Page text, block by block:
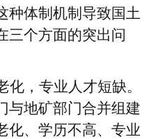
种体制机制导致国土
三个方面的突出问
化，专业人才短缺。
与地矿部门合并组建
化、学历不高、专业